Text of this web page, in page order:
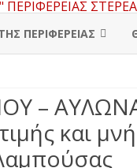
ΠΕΡΙΦΕΡΕΙΑΣ
–
και